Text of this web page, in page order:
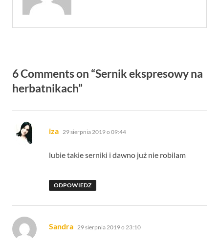
6 Comments on “Sernik ekspresowy na
herbatnikach”
iza pisze:
29 sierpnia 2019 o 09:44
lubie takie serniki i dawno już nie robilam
ODPOWIEDZ
Sandra pisze:
29 sierpnia 2019 o 23:10